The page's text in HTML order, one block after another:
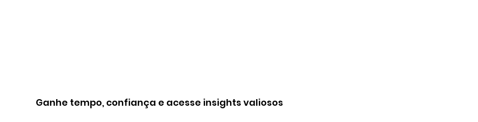
Ganhe tempo, confiança e acesse insights valiosos